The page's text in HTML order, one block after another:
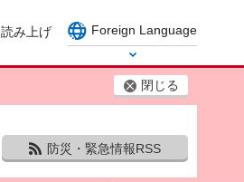
閉じる
防災・緊急情報RSS
読み上げ
Foreign Language
Select Language